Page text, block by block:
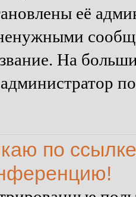
её
На
по